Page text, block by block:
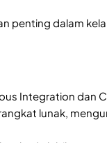
penting dalam
Integration dan
lunak,